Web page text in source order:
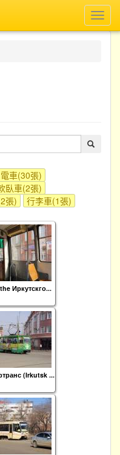
電車(30張)
臥車(2張)
張)
行李車(1張)
Иркутскго...
(Irkutsk ...